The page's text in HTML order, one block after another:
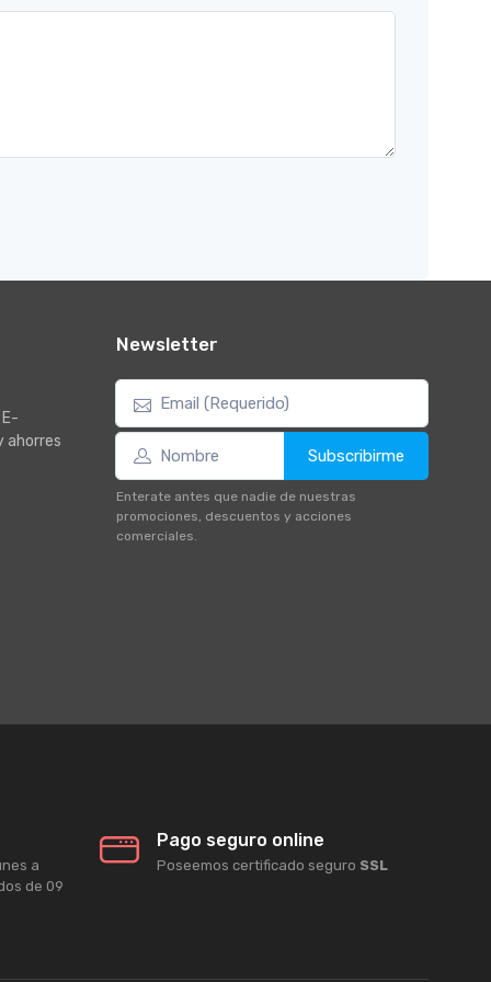
ahorres
Newsletter
Subscribirme
Enterate antes que nadie de nuestras
promociones, descuentos y acciones
comerciales.
a
de 09
Pago seguro online
Poseemos certificado seguro SSL